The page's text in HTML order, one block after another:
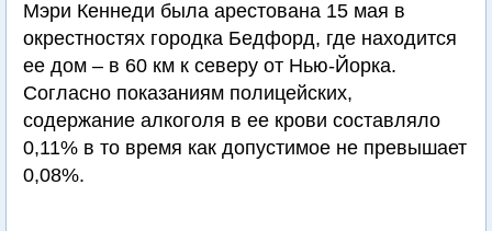
Мэри Кеннеди была арестована 15 мая в
окрестностях городка Бедфорд, где находится
ее дом – в 60 км к северу от Нью-Йорка.
Согласно показаниям полицейских,
содержание алкоголя в ее крови составляло
0,11% в то время как допустимое не превышает
0,08%.